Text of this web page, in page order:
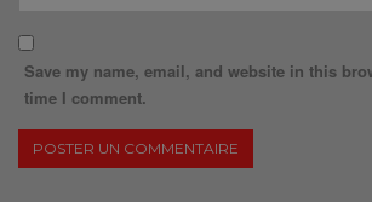
Save my name, email, and website in this
time I comment.